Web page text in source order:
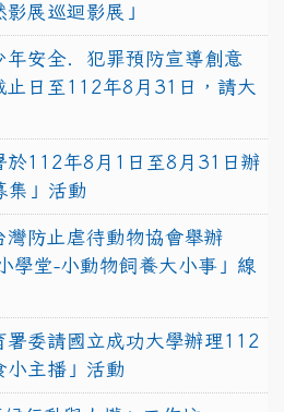
展巡迴影展」
安全．犯罪預防宣導創意
止日至112年8月31日，請大
於112年8月1日至8月31日辦
集」活動
灣防止虐待動物協會舉辦
學堂-小動物飼養大小事」線
署委請國立成功大學辦理112
小主播」活動